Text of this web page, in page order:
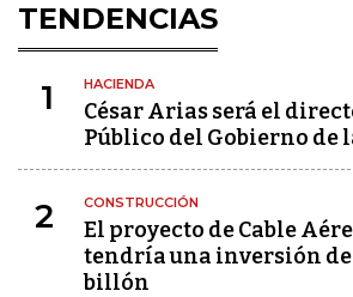
TENDENCIAS
1 HACIENDA
César Arias será el
Público del Gobierno de
2 CONSTRUCCIÓN
El proyecto de Cable
tendría una inversión de
billón